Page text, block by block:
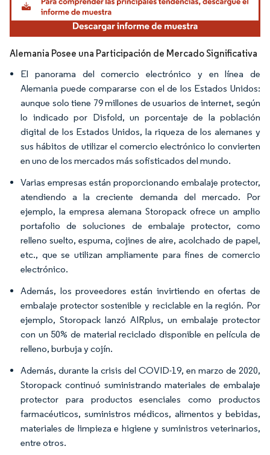
Alemania Posee una Participación de Mercado Significativa
El panorama del comercio electrónico y en línea de
Alemania puede compararse con el de los Estados Unidos:
aunque solo tiene 79 millones de usuarios de internet, según
lo indicado por Disfold, un porcentaje de la población
digital de los Estados Unidos, la riqueza de los alemanes y
sus hábitos de utilizar el comercio electrónico lo convierten
en uno de los mercados más sofisticados del mundo.
Varias empresas están proporcionando embalaje protector,
atendiendo a la creciente demanda del mercado. Por
ejemplo, la empresa alemana Storopack ofrece un amplio
portafolio de soluciones de embalaje protector, como
relleno suelto, espuma, cojines de aire, acolchado de papel,
etc., que se utilizan ampliamente para fines de comercio
electrónico.
Además, los proveedores están invirtiendo en ofertas de
embalaje protector sostenible y reciclable en la región. Por
ejemplo, Storopack lanzó AIRplus, un embalaje protector
con un 50% de material reciclado disponible en película de
relleno, burbuja y cojín.
Además, durante la crisis del COVID-19, en marzo de 2020,
Storopack continuó suministrando materiales de embalaje
protector para productos esenciales como productos
farmacéuticos, suministros médicos, alimentos y bebidas,
materiales de limpieza e higiene y suministros veterinarios,
entre otros.